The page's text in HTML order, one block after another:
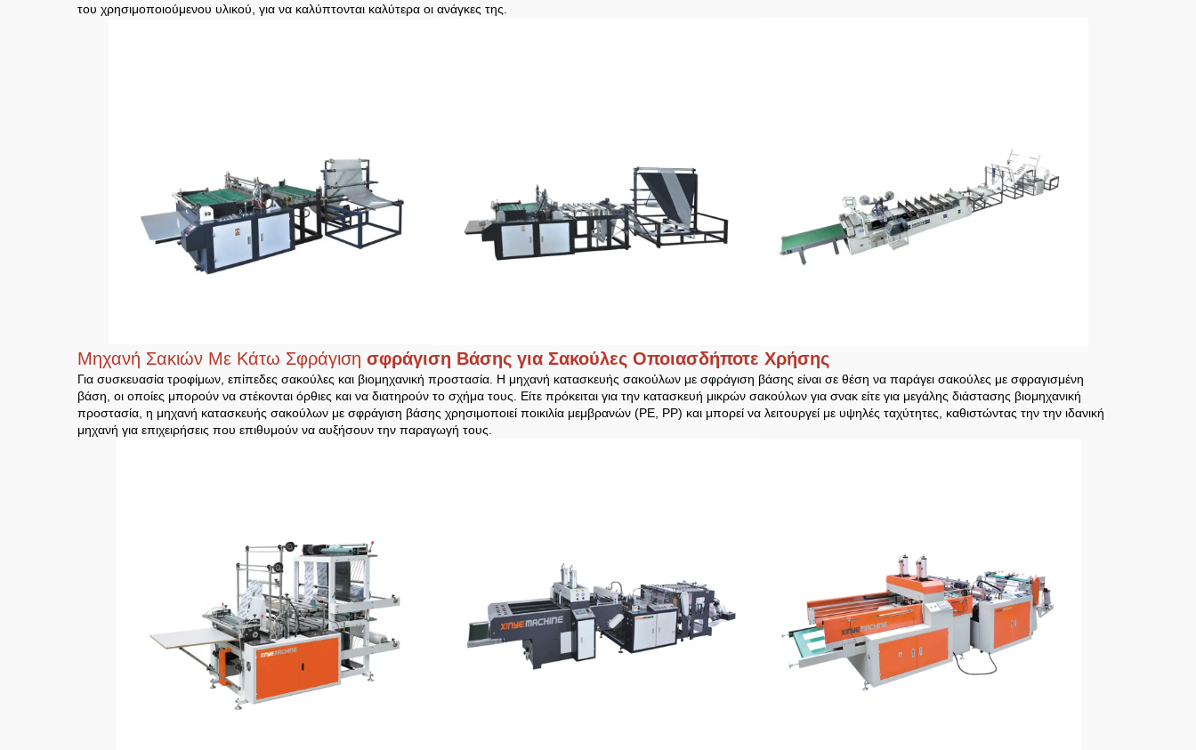
του χρησιμοποιούμενου υλικού, για να καλύπτονται καλύτερα οι ανάγκες της.
Μηχανή Σακιών Με Κάτω Σφράγιση σφράγιση Βάσης για Σακούλες Οποιασδήποτε Χρήσης
Για συσκευασία τροφίμων, επίπεδες σακούλες και βιομηχανική προστασία. Η μηχανή κατασκευής σακούλων με σφράγιση βάσης είναι σε θέση να παράγει σακούλες με σφραγισμένη
βάση, οι οποίες μπορούν να στέκονται όρθιες και να διατηρούν το σχήμα τους. Είτε πρόκειται για την κατασκευή μικρών σακούλων για σνακ είτε για μεγάλης διάστασης βιομηχανική
προστασία, η μηχανή κατασκευής σακούλων με σφράγιση βάσης χρησιμοποιεί ποικιλία μεμβρανών (PE, PP) και μπορεί να λειτουργεί με υψηλές ταχύτητες, καθιστώντας την την ιδανική
μηχανή για επιχειρήσεις που επιθυμούν να αυξήσουν την παραγωγή τους.